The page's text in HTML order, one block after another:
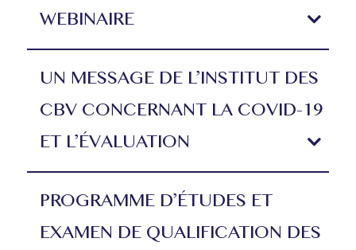
WEBINAIRE
UN MESSAGE DE L’INSTITUT DES
CBV CONCERNANT LA COVID-19
ET L’ÉVALUATION
PROGRAMME D’ÉTUDES ET
EXAMEN DE QUALIFICATION DES